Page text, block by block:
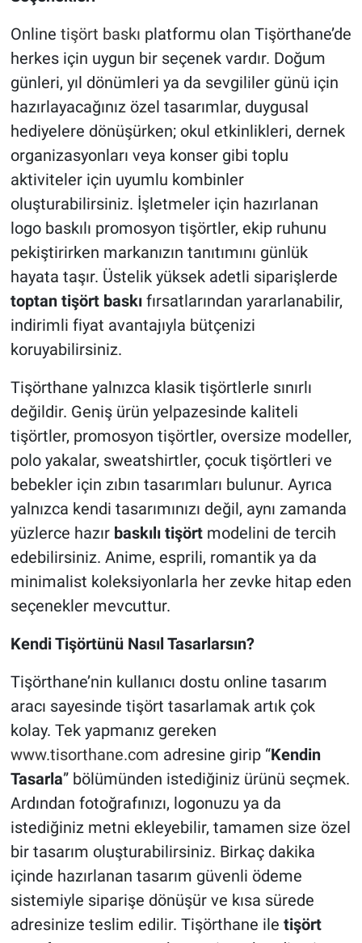
Online tişört baskı platformu olan Tişörthane’de
herkes için uygun bir seçenek vardır. Doğum
günleri, yıl dönümleri ya da sevgililer günü için
hazırlayacağınız özel tasarımlar, duygusal
hediyelere dönüşürken; okul etkinlikleri, dernek
organizasyonları veya konser gibi toplu
aktiviteler için uyumlu kombinler
oluşturabilirsiniz. İşletmeler için hazırlanan
logo baskılı promosyon tişörtler, ekip ruhunu
pekiştirirken markanızın tanıtımını günlük
hayata taşır. Üstelik yüksek adetli siparişlerde
toptan tişört baskıfırsatlarından yararlanabilir,
indirimli fiyat avantajıyla bütçenizi
koruyabilirsiniz.
Tişörthane yalnızca klasik tişörtlerle sınırlı
değildir. Geniş ürün yelpazesinde kaliteli
tişörtler, promosyon tişörtler, oversize modeller,
polo yakalar, sweatshirtler, çocuk tişörtleri ve
bebekler için zıbın tasarımları bulunur. Ayrıca
yalnızca kendi tasarımınızı değil, aynı zamanda
yüzlerce hazır baskılı tişörtmodelini de tercih
edebilirsiniz. Anime, esprili, romantik ya da
minimalist koleksiyonlarla her zevke hitap eden
seçenekler mevcuttur.
Kendi Tişörtünü Nasıl Tasarlarsın?
Tişörthane’nin kullanıcı dostu online tasarım
aracı sayesinde tişört tasarlamak artık çok
kolay. Tek yapmanız gereken
www.tisorthane.com adresine girip “Kendin
Tasarla” bölümünden istediğiniz ürünü seçmek.
Ardından fotoğrafınızı, logonuzu ya da
istediğiniz metni ekleyebilir, tamamen size özel
bir tasarım oluşturabilirsiniz. Birkaç dakika
içinde hazırlanan tasarım güvenli ödeme
sistemiyle siparişe dönüşür ve kısa sürede
adresinize teslim edilir. Tişörthane ile tişört